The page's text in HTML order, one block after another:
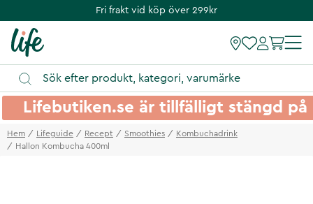
Fri frakt vid köp över 299kr
Lifebutiken.se är tillfälligt stängd
Hem Lifeguide Recept Smoothies
Kombuchadrink
Hallon Kombucha 400ml